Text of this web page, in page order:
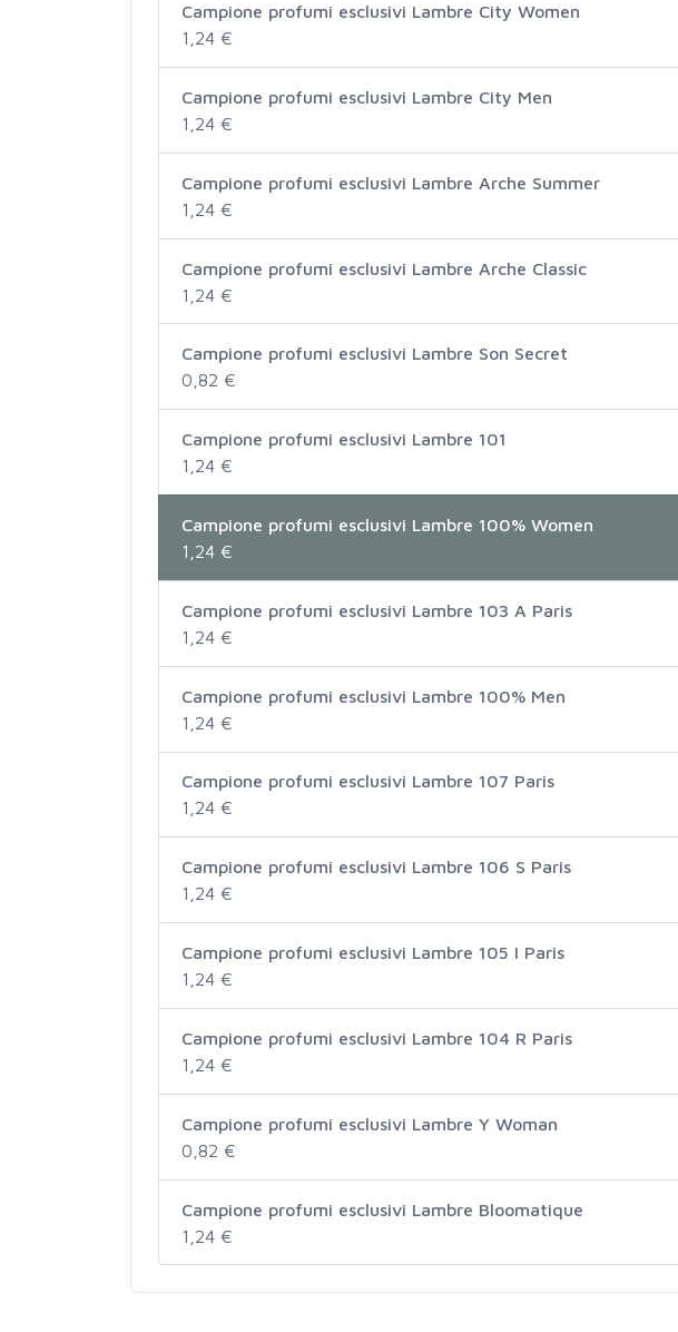
Campione profumi esclusivi Lambre City Women
1,24 €
Campione profumi esclusivi Lambre City Men
1,24 €
Campione profumi esclusivi Lambre Arche Summer
1,24 €
Campione profumi esclusivi Lambre Arche Classic
1,24 €
Campione profumi esclusivi Lambre Son Secret
0,82 €
Campione profumi esclusivi Lambre 101
1,24 €
Campione profumi esclusivi Lambre 100% Women
1,24 €
Campione profumi esclusivi Lambre 103 A Paris
1,24 €
Campione profumi esclusivi Lambre 100% Men
1,24 €
Campione profumi esclusivi Lambre 107 Paris
1,24 €
Campione profumi esclusivi Lambre 106 S Paris
1,24 €
Campione profumi esclusivi Lambre 105 I Paris
1,24 €
Campione profumi esclusivi Lambre 104 R Paris
1,24 €
Campione profumi esclusivi Lambre Y Woman
0,82 €
Campione profumi esclusivi Lambre Bloomatique
1,24 €